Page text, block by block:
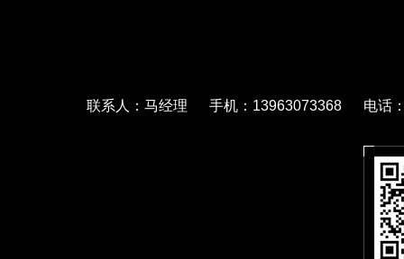
联系人：马经理 手机：13963073368 电话